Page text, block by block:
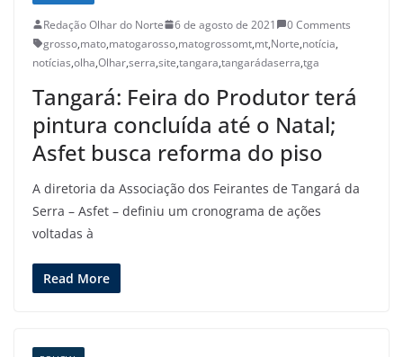
Redação Olhar do Norte 6 de agosto de 2021
0 Comments
grosso,mato,matogarosso,matogrossomt,mt,Norte,notícia,
notícias,olha,Olhar,serra,site,tangara,tangarádaserra,tga
Tangará: Feira do Produtor terá
pintura concluída até o Natal;
Asfet busca reforma do piso
A diretoria da Associação dos Feirantes de Tangará da
Serra – Asfet – definiu um cronograma de ações
voltadas à
Read More